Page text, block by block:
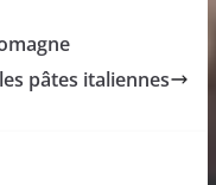
pâtes italiennes